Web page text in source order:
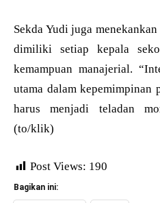
Sekda Yudi juga
dimiliki setiap kepala
kemampuan manajerial.
utama dalam kepemimpinan
harus menjadi teladan
(to/klik)
Post Views: 190
Bagikan ini: